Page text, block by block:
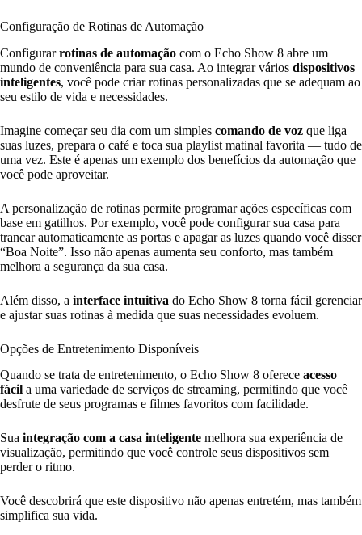
Configuração de Rotinas de Automação
Configurarrotinas de automação com o Echo Show 8 abre um
mundo de conveniência para sua casa. Ao integrar vários dispositivos
inteligentes, você pode criar rotinas personalizadas que se adequam ao
seu estilo de vida e necessidades.
Imagine começar seu dia com um simples comando de voz que liga
suas luzes, prepara o café e toca sua playlist matinal favorita — tudo de
uma vez. Este é apenas um exemplo dos benefícios da automação que
você pode aproveitar.
A personalização de rotinas permite programar ações específicas com
base em gatilhos. Por exemplo, você pode configurar sua casa para
trancar automaticamente as portas e apagar as luzes quando você disser
“Boa Noite”. Isso não apenas aumenta seu conforto, mas também
melhora a segurança da sua casa.
Além disso, a interface intuitiva do Echo Show 8 torna fácil gerenciar
e ajustar suas rotinas à medida que suas necessidades evoluem.
Opções de Entretenimento Disponíveis
Quando se trata de entretenimento, o Echo Show 8 oferece acesso
fácil a uma variedade de serviços de streaming, permitindo que você
desfrute de seus programas e filmes favoritos com facilidade.
Sua integração com a casa inteligente melhora sua experiência de
visualização, permitindo que você controle seus dispositivos sem
perder o ritmo.
Você descobrirá que este dispositivo não apenas entretém, mas também
simplifica sua vida.